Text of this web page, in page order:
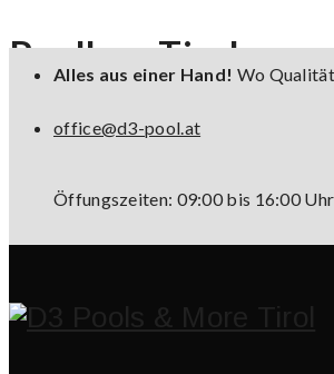
Alles aus einer Hand! Wo
office@d3-pool.at
Öffungszeiten: 09:00 bis 16:00 Uhr
Poolbau-Tirol
Poolbau in